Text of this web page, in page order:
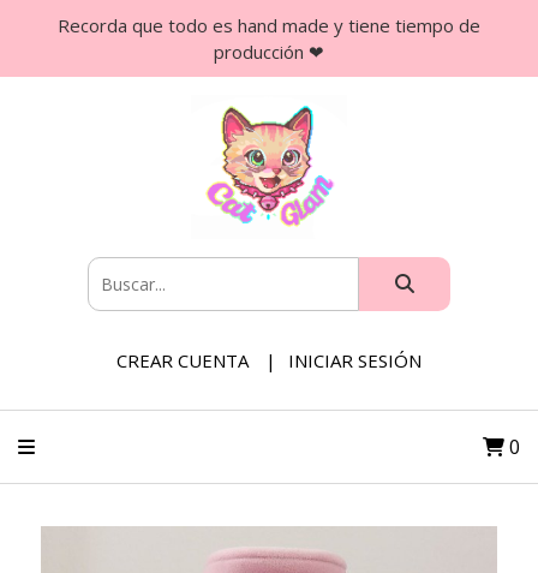
Recorda que todo es hand made y tiene tiempo de
producción ❤
CREAR CUENTA INICIAR SESIÓN
0